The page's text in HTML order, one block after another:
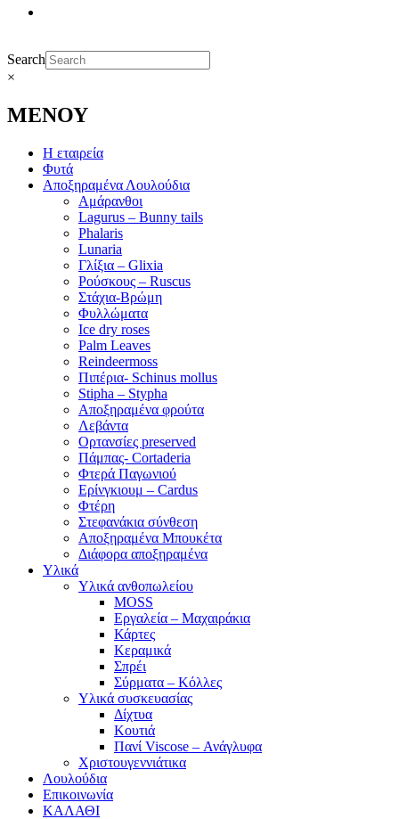
Search
×
ΜΕΝΟΥ
Η εταιρεία
Φυτά
Αποξηραμένα Λουλούδια
Αμάρανθοι
Lagurus – Bunny tails
Phalaris
Lunaria
Γλίξια – Glixia
Ρούσκους – Ruscus
Στάχια-Βρώμη
Φυλλώματα
Ice dry roses
Palm Leaves
Reindeermoss
Πιπέρια- Schinus mollus
Stipha – Stypha
Αποξηραμένα φρούτα
Λεβάντα
Ορτανσίες preserved
Πάμπας- Cortaderia
Φτερά Παγωνιού
Ερίνγκιουμ – Cardus
Φτέρη
Στεφανάκια σύνθεση
Αποξηραμένα Μπουκέτα
Διάφορα αποξηραμένα
Υλικά
Υλικά ανθοπωλείου
MOSS
Εργαλεία – Μαχαιράκια
Κάρτες
Κεραμικά
Σπρέι
Σύρματα – Κόλλες
Υλικά συσκευασίας
Δίχτυα
Κουτιά
Πανί Viscose – Ανάγλυφα
Χριστουγεννιάτικα
Λουλούδια
Επικοινωνία
ΚΑΛΑΘΙ